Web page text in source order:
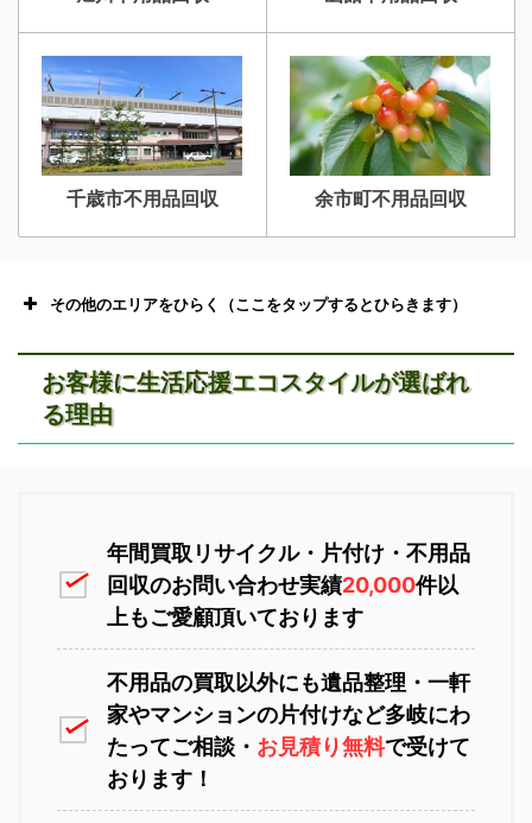
千歳市不用品回収 余市町不用品回収
その他のエリアをひらく（ここをタップするとひらきます）
苫小牧不用品回収 室蘭不用品回収
お客様に生活応援エコスタイルが選ばれ
る理由
年間買取リサイクル・片付け・不用品
回収のお問い合わせ実績20,000件以
上もご愛顧頂いております
不用品の買取以外にも遺品整理・一軒
家やマンションの片付けなど多岐にわ
たってご相談・ お見積り無料で受けて
おります！